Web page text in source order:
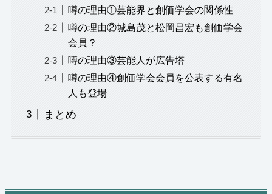
噂の理由①芸能界と創価学会の関係性
噂の理由②城島茂と松岡昌宏も創価学会
会員？
噂の理由③芸能人が広告塔
噂の理由④創価学会会員を公表する有名
人も登場
まとめ